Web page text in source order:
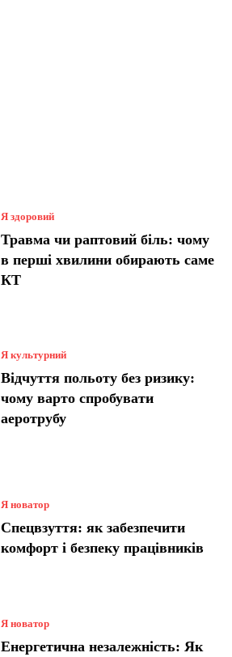
Я здоровий
Травма чи раптовий біль: чому
в перші хвилини обирають саме
КТ
Я культурний
Відчуття польоту без ризику:
чому варто спробувати
аеротрубу
Я новатор
Спецвзуття: як забезпечити
комфорт і безпеку працівників
Я новатор
Енергетична незалежність: Як